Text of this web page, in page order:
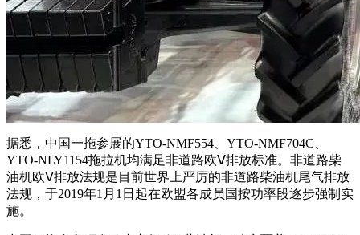
据悉，中国一拖参展的YTO-NMF554 YTO-NMF704C
YTO-NLY1154拖拉机均满足非道路欧Ⅴ排放标准。非道路柴
油机欧Ⅴ排放法规是目前世界上严厉的非道路柴油机尾气排放
法规，于2019年1 月 1 日起在欧盟各成员国按功率段逐步强制实
施。